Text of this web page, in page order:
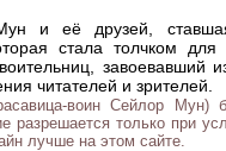
и её друзей,
стала толчком для
завоевавший
читателей и зрителей.
воин Сейлор Мун)
разрешается только при
лучше на этом сайте.